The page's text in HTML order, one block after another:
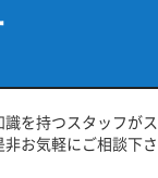
を持つスタッフがス
お気軽にご相談下さ